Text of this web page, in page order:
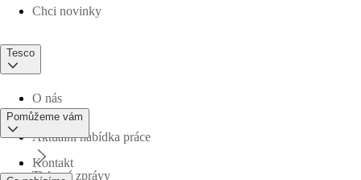
Chci novinky
Tesco
O nás
Aktuální nabídka práce
Tiskové zprávy
Pomůžeme vám
Kontakt